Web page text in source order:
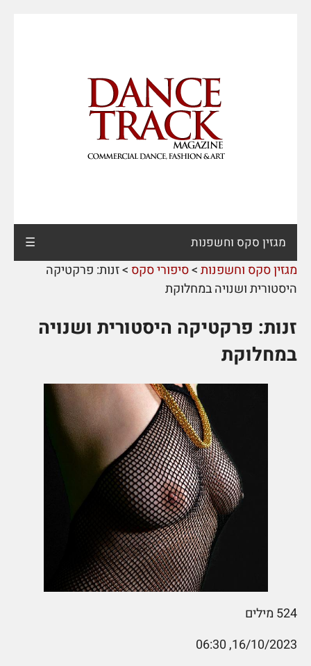
מגזין סקס וחשפנות ☰
מגזין סקס וחשפנות>סיפורי סקס >זנות: פרקטיקה
היסטורית ושנויה במחלוקת
זנות: פרקטיקה היסטורית ושנויה
במחלוקת
524 מילים
16/10/2023, 06:30